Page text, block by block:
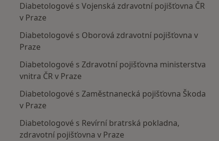
Diabetologové s Vojenská zdravotní pojišťovna ČR
v Praze
Diabetologové s Oborová zdravotní pojišťovna v
Praze
Diabetologové s Zdravotní pojišťovna ministerstva
vnitra ČR v Praze
Diabetologové s Zaměstnanecká pojišťovna Škoda
v Praze
Diabetologové s Revírní bratrská pokladna,
zdravotní pojišťovna v Praze